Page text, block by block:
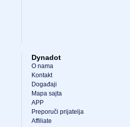
Dynadot
O nama
Kontakt
Događaji
Mapa sajta
APP
Preporuči prijatelja
Affiliate